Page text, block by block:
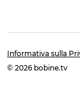
Informativa sulla
© 2026 bobine.tv